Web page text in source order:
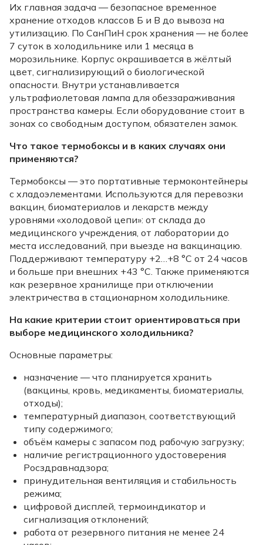
Их главная задача — безопасное временное
хранение отходов классов Б и В до вывоза на
утилизацию. По СанПиН срок хранения — не более
7 суток в холодильнике или 1 месяца в
морозильнике. Корпус окрашивается в жёлтый
цвет, сигнализирующий о биологической
опасности. Внутри устанавливается
ультрафиолетовая лампа для обеззараживания
пространства камеры. Если оборудование стоит в
зонах со свободным доступом, обязателен замок.
Что такое термобоксы и в каких случаях они
применяются?
Термобоксы — это портативные термоконтейнеры
с хладоэлементами. Используются для перевозки
вакцин, биоматериалов и лекарств между
уровнями «холодовой цепи»: от склада до
медицинского учреждения, от лаборатории до
места исследований, при выезде на вакцинацию.
Поддерживают температуру +2…+8 °C от 24 часов
и больше при внешних +43 °C. Также применяются
как резервное хранилище при отключении
электричества в стационарном холодильнике.
На какие критерии стоит ориентироваться при
выборе медицинского холодильника?
Основные параметры:
назначение — что планируется хранить
(вакцины, кровь, медикаменты, биоматериалы,
отходы);
температурный диапазон, соответствующий
типу содержимого;
объём камеры с запасом под рабочую загрузку;
наличие регистрационного удостоверения
Росздравнадзора;
принудительная вентиляция и стабильность
режима;
цифровой дисплей, термоиндикатор и
сигнализация отклонений;
работа от резервного питания не менее 24